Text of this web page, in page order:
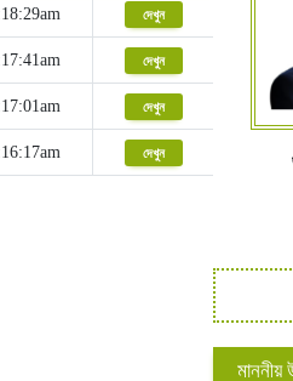
দেখুন
দেখুন
দেখুন
দেখুন
মাননীয়